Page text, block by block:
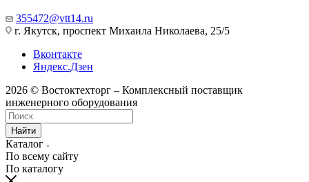
355472@vtt14.ru
г. Якутск, проспект Михаила Николаева, 25/5
Вконтакте
Яндекс.Дзен
2026 © Востоктехторг – Комплексный поставщик
инженерного оборудования
Найти
Каталог
По всему сайту
По каталогу